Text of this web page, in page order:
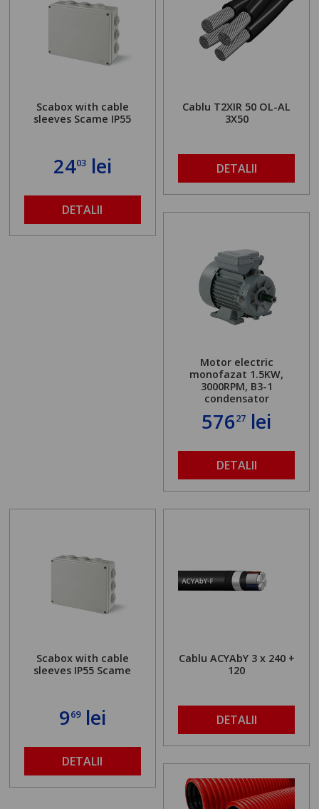
Scabox with cable
sleeves Scame IP55
2403lei
DETALII
Cablu T2XIR 50 OL-AL
3X50
DETALII
Motor electric
monofazat 1.5KW,
3000RPM, B3-1
condensator
57627 lei
DETALII
Scabox with cable
sleeves IP55 Scame
969lei
DETALII
Cablu ACYAbY 3 x 240 +
120
DETALII